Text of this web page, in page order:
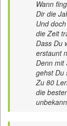
Wann
Dir die
Und
die Zeit
Dass Du
erstaunt
Denn mit
gehst Du
Zu 80
die